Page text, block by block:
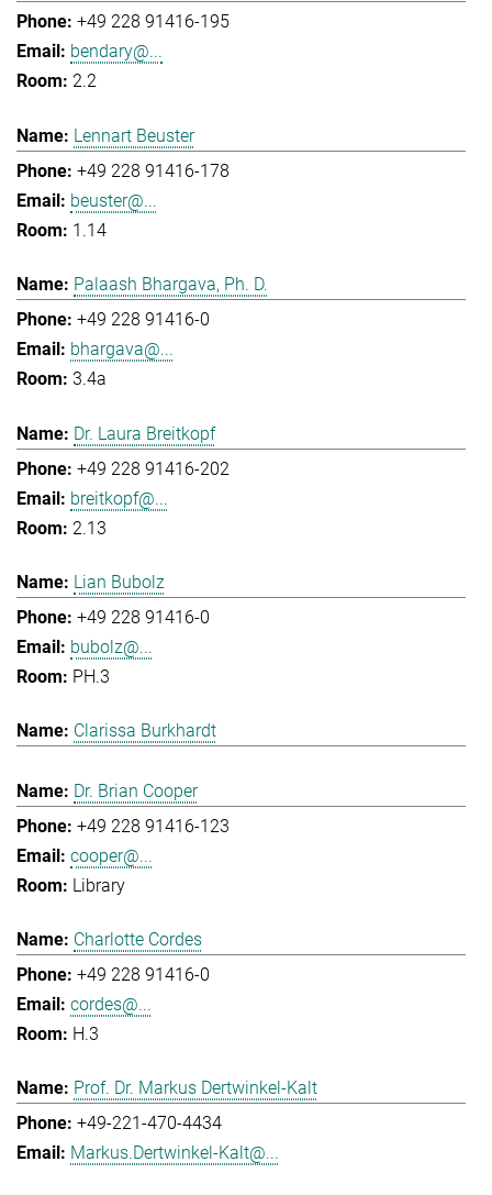
+49 228 91416-195
bendary@...
2.2
Lennart Beuster
+49 228 91416-178
beuster@...
1.14
Palaash Bhargava, Ph. D.
+49 228 91416-0
bhargava@...
3.4a
Dr. Laura Breitkopf
+49 228 91416-202
breitkopf@...
2.13
Lian Bubolz
+49 228 91416-0
bubolz@...
PH.3
Clarissa Burkhardt
Dr. Brian Cooper
+49 228 91416-123
cooper@...
Library
Charlotte Cordes
+49 228 91416-0
cordes@...
H.3
Prof. Dr. Markus Dertwinkel-Kalt
+49-221-470-4434
Markus.Dertwinkel-Kalt@...